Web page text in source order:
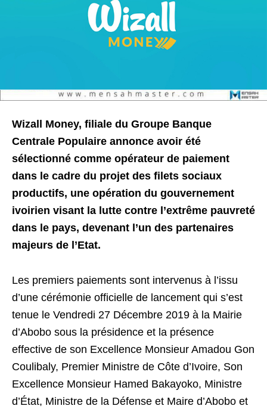
Wizall Money, filiale du Groupe Banque
Centrale Populaire annonce avoir été
sélectionné comme opérateur de paiement
dans le cadre du projet des filets sociaux
productifs, une opération du gouvernement
ivoirien visant la lutte contre l’extrême pauvreté
dans le pays, devenant l’un des partenaires
majeurs de l’Etat.
Les premiers paiements sont intervenus à l’issu
d’une cérémonie officielle de lancement qui s’est
tenue le Vendredi 27 Décembre 2019 à la Mairie
d’Abobo sous la présidence et la présence
effective de son Excellence Monsieur Amadou Gon
Coulibaly, Premier Ministre de Côte d’Ivoire, Son
Excellence Monsieur Hamed Bakayoko, Ministre
d’État, Ministre de la Défense et Maire d’Abobo et